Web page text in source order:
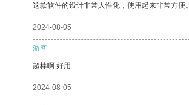
这款软件的设计非常人性化，使用起来非常方便。
2024-08-05
游客
超棒啊 好用
2024-08-05